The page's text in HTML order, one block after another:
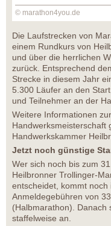
© marathon4you.de
Die Laufstrecken von
einem Rundkurs von
und über die herrlichen
zurück. Entsprechend
Strecke in diesem Jahr
5.300 Läufer an den
und Teilnehmer an der
Weitere Informationen
Handwerksmeisterschaft
Handwerkskammer
Jetzt noch günstige
Wer sich noch bis zum
Heilbronner Trollinger-
entscheidet, kommt
Anmeldegebühren von
(Halbmarathon). Danach
staffelweise an.